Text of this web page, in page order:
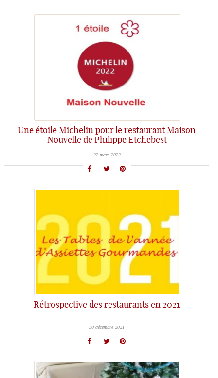
Une étoile Michelin pour le restaurant Maison
Nouvelle de Philippe Etchebest
22 mars 2022
Rétrospective des restaurants en 2021
30 décembre 2021